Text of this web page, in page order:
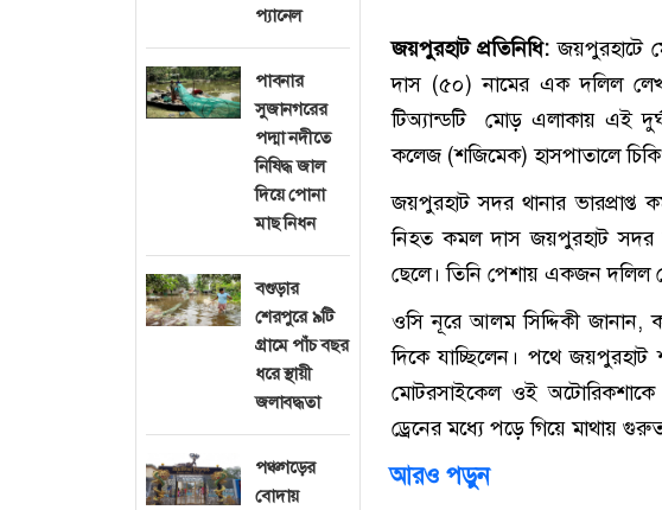
প্যানেল
পাবনার
সুজানগরের
পদ্মা নদীতে
নিষিদ্ধ জাল
দিয়ে পোনা
মাছ নিধন
বগুড়ার
শেরপুরে ৯টি
গ্রামে পাঁচ বছর
ধরে স্থায়ী
জলাবদ্ধতা
পঞ্চগড়ের
বোদায়
জয়পুরহাট প্রতিনিধি: জয়পুরহাটে
দাস (৫০) নামের এক দলিল
টিঅ্যান্ডটি মোড় এলাকায় এই
কলেজ (শজিমেক) হাসপাতালে
জয়পুরহাট সদর থানার ভারপ্রাপ্ত
নিহত কমল দাস জয়পুরহাট সদর
ছেলে। তিনি পেশায় একজন দলিল
ওসি নূরে আলম সিদ্দিকী জানান,
দিকে যাচ্ছিলেন। পথে জয়পুরহাট
মোটরসাইকেল ওই অটোরিকশাকে
ড্রেনের মধ্যে পড়ে গিয়ে মাথায়
আরও পড়ুন